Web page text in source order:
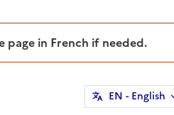
page in French if needed.
EN - English